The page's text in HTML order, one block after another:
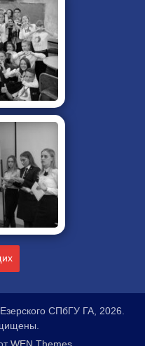
СПбГУ ГА, 2026.
WEN Themes